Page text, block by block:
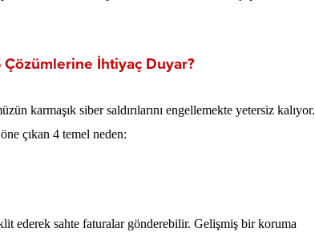
İhtiyaç Duyar?
karmaşık siber saldırılarını engellemekte yetersiz kalıyor.
çıkan 4 temel neden:
ederek sahte faturalar gönderebilir. Gelişmiş bir koruma